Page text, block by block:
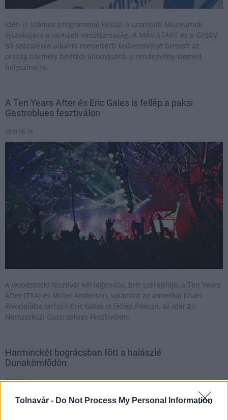
Tolnavár - Do Not Process My Personal Information
Idén is számos programmal készül a szombati Múzeumok
éjszakájára a nemzeti vasúttársaság. A MÁV-START és a GYSEV
50 százalékos alkalmi menettérti kedvezményt biztosít az
ország bármely belföldi állomásáról a rendezvény kiemelt
helyszíneire.
A Ten Years After és Eric Gales is fellép a paksi
Gastroblues fesztiválon
2019.06.19
A woodstocki fesztivál két legendás, brit szereplője, a Ten Years
After (TYA) és Miller Anderson, valamint az amerikai blues
élvonalába tartozó Eric Gales is fellép Pakson, az idei 27.
Nemzetközi Gastroblues Fesztiválon.
Harminckét bográcsban főtt a halászlé
Dunakömlődön
2019.06.19